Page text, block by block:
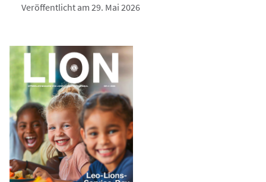
Veröffentlicht am 29. Mai 2026